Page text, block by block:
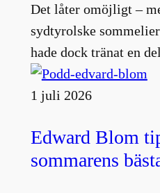
Det låter omöjligt –
sydtyrolske
hade dock tränat en
1 juli 2026
Edward Blom
sommarens